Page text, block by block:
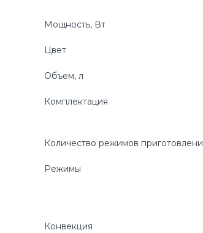
Мощность, Вт
Цвет
Объем, л
Комплектация
Количество режимов
Режимы
Конвекция